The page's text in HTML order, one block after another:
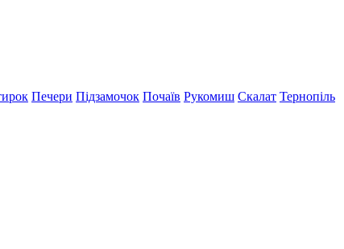
Печери Підзамочок Почаїв Рукомиш Скалат Тернопіль